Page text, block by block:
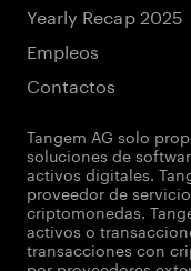
Yearly Recap 2025
Empleos
Contactos
Tangem AG solo
soluciones de
activos digitales.
proveedor de
criptomonedas.
activos o
transacciones con